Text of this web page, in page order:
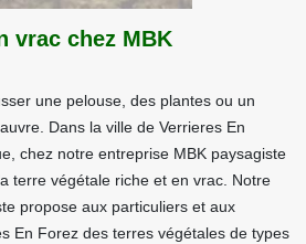
vrac chez MBK
une pelouse, des plantes ou un
Dans la ville de Verrieres En
chez notre entreprise MBK paysagiste
terre végétale riche et en vrac. Notre
propose aux particuliers et aux
En Forez des terres végétales de types